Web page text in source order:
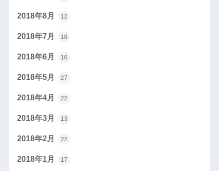
2018年8月 12
2018年7月 18
2018年6月 16
2018年5月 27
2018年4月 22
2018年3月 13
2018年2月 22
2018年1月 17